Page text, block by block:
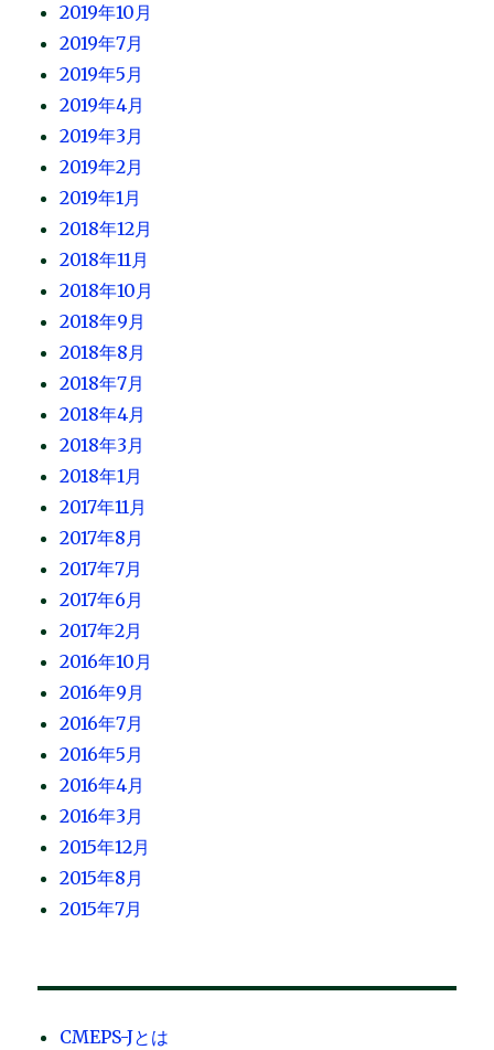
2019年10月
2019年7月
2019年5月
2019年4月
2019年3月
2019年2月
2019年1月
2018年12月
2018年11月
2018年10月
2018年9月
2018年8月
2018年7月
2018年4月
2018年3月
2018年1月
2017年11月
2017年8月
2017年7月
2017年6月
2017年2月
2016年10月
2016年9月
2016年7月
2016年5月
2016年4月
2016年3月
2015年12月
2015年8月
2015年7月
CMEPS-Jとは